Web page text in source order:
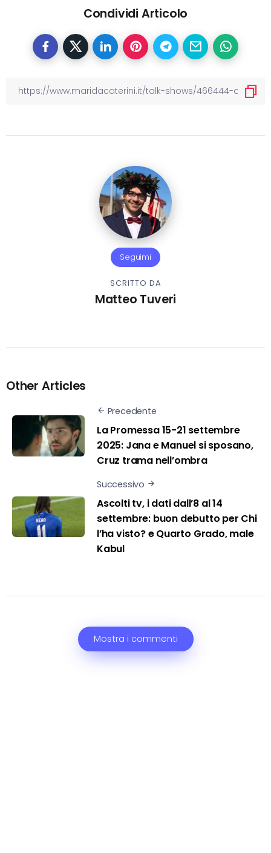
Condividi Articolo
Seguimi
SCRITTO DA
Matteo Tuveri
Other Articles
Precedente
La Promessa 15-21 settembre
2025: Jana e Manuel si sposano,
Cruz trama nell’ombra
Successivo
Ascolti tv, i dati dall’8 al 14
settembre: buon debutto per Chi
l’ha visto? e Quarto Grado, male
Kabul
Mostra i commenti